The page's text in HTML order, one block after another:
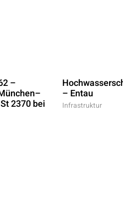
–
2370 bei
– Entau
Infrastruktur